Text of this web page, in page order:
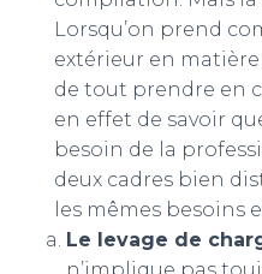
Lorsqu’on prend
extérieur en
de tout prendre en
en effet de savoir
besoin de la
deux cadres bien
les mêmes besoins
Le levage de
n’implique pas